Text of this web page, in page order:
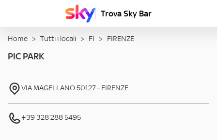
Trova Sky Bar
Home > Tutti i locali > FI > FIRENZE
PIC PARK
VIA MAGELLANO50127- FIRENZE
+39 328 288 5495